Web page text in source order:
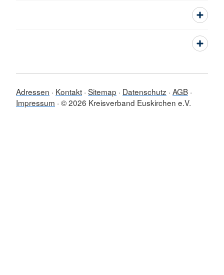
Adressen Kontakt Sitemap Datenschutz AGB
Impressum © 2026 Kreisverband Euskirchen e.V.